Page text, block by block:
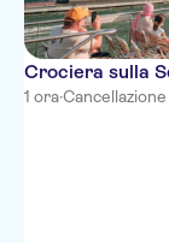
Crociera sulla
1 ora·